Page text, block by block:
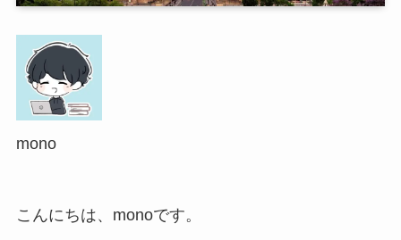
mono
こんにちは、monoです。